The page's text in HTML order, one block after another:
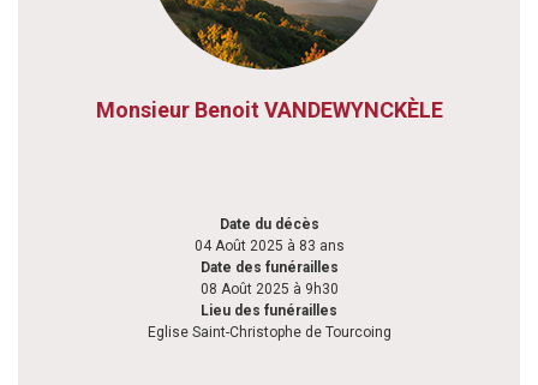
Monsieur Benoit VANDEWYNCKÈLE
Date du décès
04 Août 2025 à 83 ans
Date des funérailles
08 Août 2025 à 9h30
Lieu des funérailles
Eglise Saint-Christophe de Tourcoing